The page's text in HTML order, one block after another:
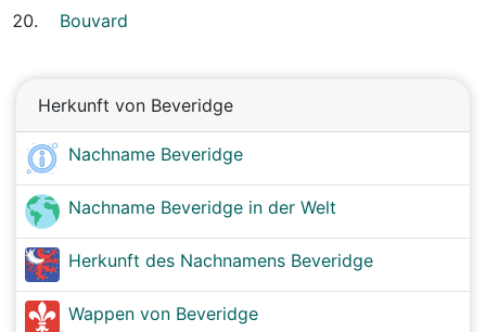
Bouvard
Herkunft von Beveridge
Nachname Beveridge
Nachname Beveridge in der Welt
Herkunft des Nachnamens Beveridge
Wappen von Beveridge